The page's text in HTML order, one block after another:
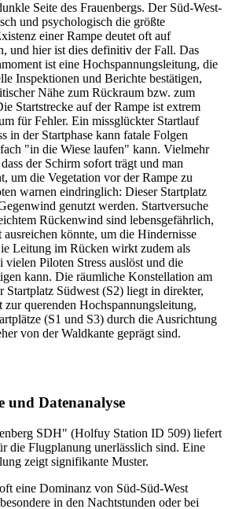
Seite des Frauenbergs. Der Süd-West-
und psychologisch die größte
einer Rampe deutet oft auf
und hier ist dies definitiv der Fall. Das
ist eine Hochspannungsleitung, die
Inspektionen und Berichte bestätigen,
Nähe zum Rückraum bzw. zum
Startstrecke auf der Rampe ist extrem
für Fehler. Ein missglückter Startlauf
in der Startphase kann fatale Folgen
"in die Wiese laufen" kann. Vielmehr
der Schirm sofort trägt und man
um die Vegetation vor der Rampe zu
warnen eindringlich: Dieser Startplatz
genutzt werden. Startversuche
Rückenwind sind lebensgefährlich,
könnte, um die Hindernisse
Leitung im Rücken wirkt zudem als
vielen Piloten Stress auslöst und die
kann. Die räumliche Konstellation am
Startplatz Südwest (S2) liegt in direkter,
querenden Hochspannungsleitung,
(S1 und S3) durch die Ausrichtung
von der Waldkante geprägt sind.
und Datenanalyse
SDH" (Holfuy Station ID 509) liefert
die Flugplanung unerlässlich sind. Eine
zeigt signifikante Muster.
eine Dominanz von Süd-Süd-West
in den Nachtstunden oder bei